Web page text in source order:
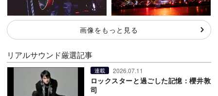
画像をもっと見る
リアルサウンド厳選記事
連載 2026.07.11
ロックスターと過ごした記憶：櫻井敦
司